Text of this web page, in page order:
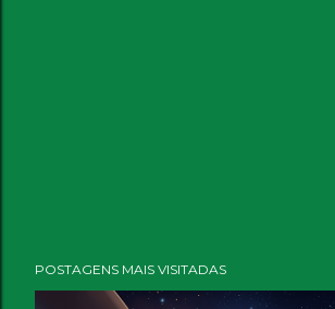
POSTAGENS MAIS VISITADAS